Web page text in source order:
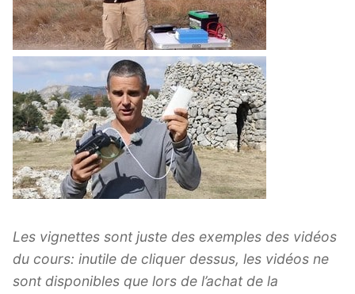
Les vignettes sont juste des exemples des vidéos
du cours: inutile de cliquer dessus, les vidéos ne
sont disponibles que lors de l’achat de la